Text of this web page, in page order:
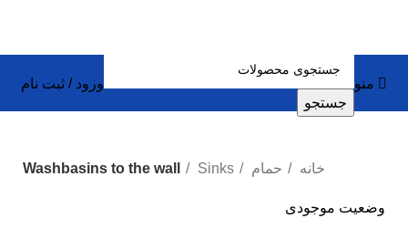
منو
جستجو
ورود / ثبت نام
خانه حمام Sinks
Washbasins to the wall
وضعیت موجودی